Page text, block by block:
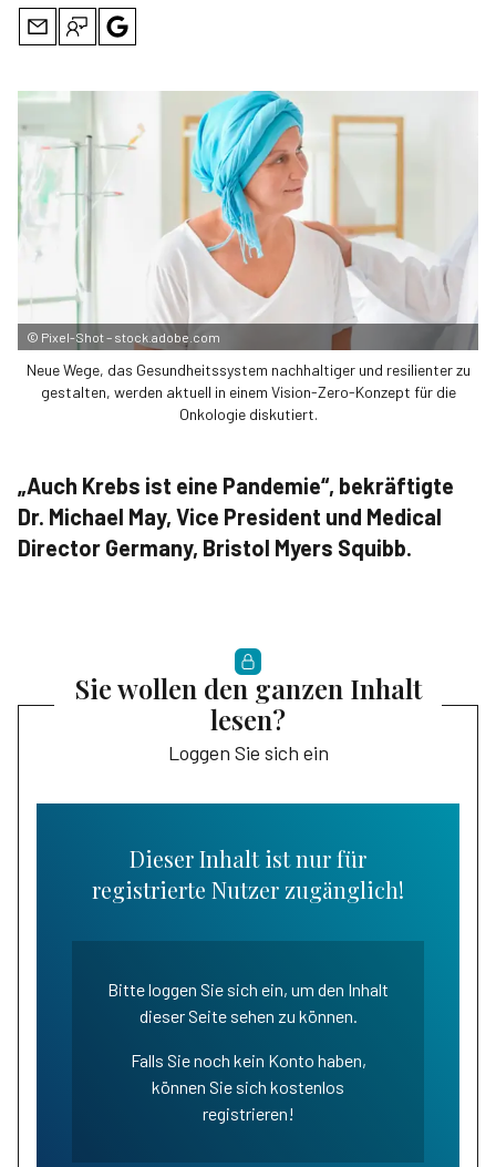
© Pixel-Shot – stock.adobe.com
Neue Wege, das Gesundheitssystem nachhaltiger und resilienter zu
gestalten, werden aktuell in einem Vision-Zero-Konzept für die
Onkologie diskutiert.
„Auch Krebs ist eine Pandemie“, bekräftigte
Dr. Michael­ May, Vice President und Medical
Director Germany, Bristol Myers Squibb.
Sie wollen den ganzen Inhalt
lesen?
Loggen Sie sich ein
Dieser Inhalt ist nur für
registrierte Nutzer zugänglich!
Bitte loggen Sie sich ein, um den Inhalt
dieser Seite sehen zu können.
Falls Sie noch kein Konto haben,
können Sie sich kostenlos
registrieren!